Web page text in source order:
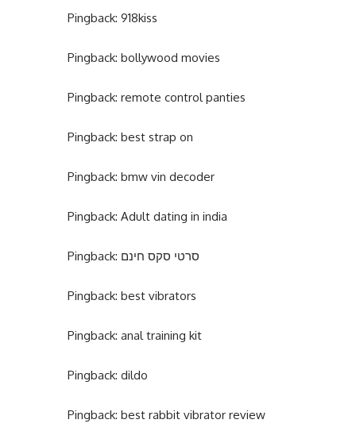
Pingback: 918kiss
Pingback: bollywood movies
Pingback: remote control panties
Pingback: best strap on
Pingback: bmw vin decoder
Pingback: Adult dating in india
Pingback: סרטי סקס חינם
Pingback: best vibrators
Pingback: anal training kit
Pingback: dildo
Pingback: best rabbit vibrator review